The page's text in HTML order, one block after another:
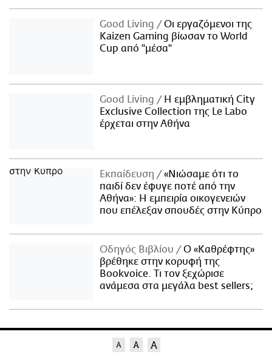
Good Living
Οι εργαζόμενοι της
Kaizen Gaming βίωσαν το World
Cup από "μέσα"
Good Living
Η εμβληματική City
Exclusive Collection της Le Labo
έρχεται στην Αθήνα
Εκπαίδευση
«Νιώσαμε ότι το
παιδί δεν έφυγε ποτέ από την
Αθήνα»: Η εμπειρία οικογενειών
που επέλεξαν σπουδές στην Κύπρο
Οδηγός Βιβλίου
Ο «Καθρέφτης»
βρέθηκε στην κορυφή της
Bookvoice. Τι τον ξεχώρισε
ανάμεσα στα μεγάλα best sellers;